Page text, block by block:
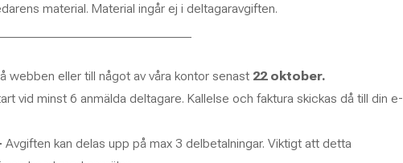
material. Material ingår ej i deltagaravgiften.
webben eller till något av våra kontor senast 22 oktober.
vid minst 6 anmälda deltagare. Kallelse och faktura skickas då till din e-
Avgiften kan delas upp på max 3 delbetalningar. Viktigt att detta